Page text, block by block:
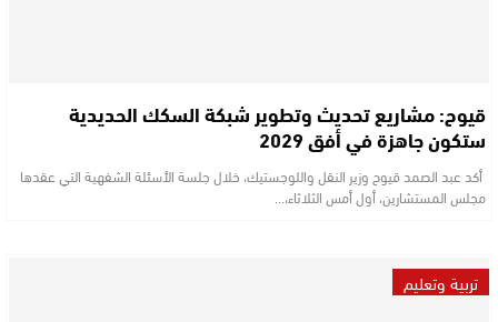
قيوح: مشاريع تحديث وتطوير شبكة السكك الحديدية
ستكون جاهزة في أفق 2029
أكد عبد الصمد قيوح وزير النقل واللوجستيك، خلال جلسة الأسئلة الشفهية التي عقدها
مجلس المستشارين، أول أمس الثلاثاء،…
تربية وتعليم